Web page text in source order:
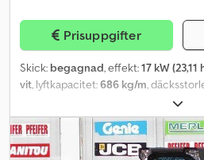
Prisuppgifter
Skick: begagnad, effekt:17 kW (23,11
vit, lyftkapacitet:686 kg/m,
, Tillverkningsår:2023
strålkastare, huvudskydd, hytt,
BOBCAT, typ: S 70, modell: 2023,
KUBOTA-dieselmotor (typ: D1005 – ca